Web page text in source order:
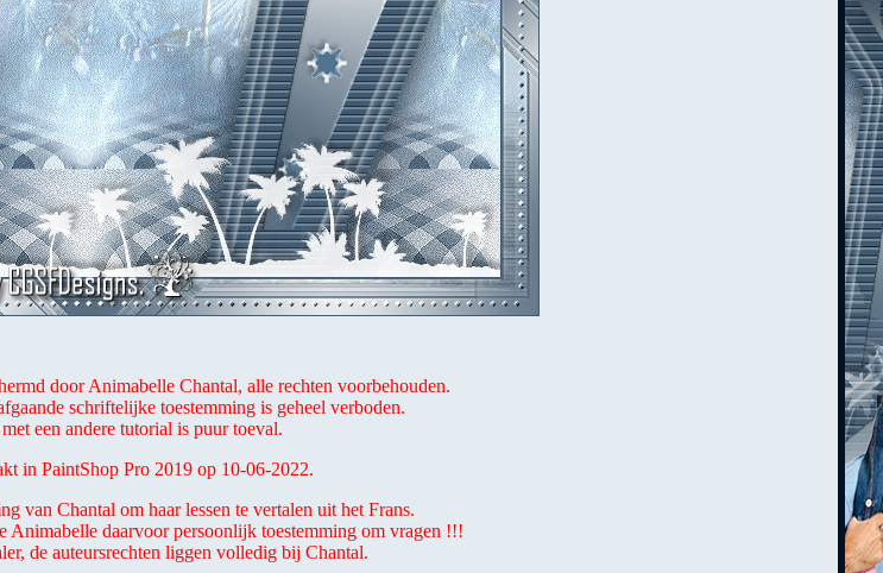
door Animabelle Chantal, alle rechten voorbehouden.
schriftelijke toestemming is geheel verboden.
een andere tutorial is puur toeval.
in PaintShop Pro 2019 op 10-06-2022.
van Chantal om haar lessen te vertalen uit het Frans.
Animabelle daarvoor persoonlijk toestemming om vragen !!!
de auteursrechten liggen volledig bij Chantal.